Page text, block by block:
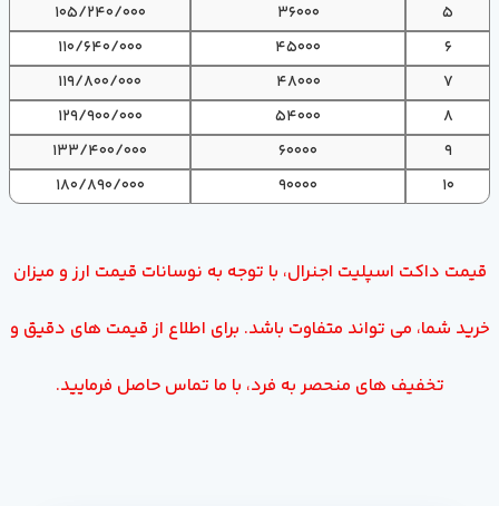
5
36000
105/240/000
6
45000
110/640/000
7
48000
119/800/000
8
54000
129/900/000
9
60000
133/400/000
10
90000
180/890/000
قیمت داکت اسپلیت اجنرال، با توجه به نوسانات قیمت ارز و میزان
خرید شما، می تواند متفاوت باشد. برای اطلاع از قیمت های دقیق و
تخفیف های منحصر به فرد، با ما تماس حاصل فرمایید.